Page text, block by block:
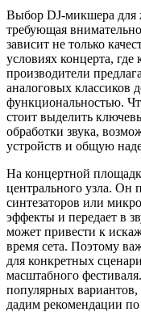
Выбор DJ-микшера для
требующая
зависит не только
условиях концерта, где
производители
аналоговых классиков
функциональностью.
стоит выделить
обработки звука,
устройств и общую
На концертной
центрального узла. Он
синтезаторов или
эффекты и передает в
может привести к
время сета. Поэтому
для конкретных
масштабного
популярных
дадим рекомендации по